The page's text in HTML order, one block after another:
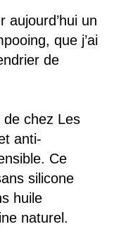
aujourd’hui un
que j’ai
de
de chez Les
anti-
Ce
silicone
huile
naturel.